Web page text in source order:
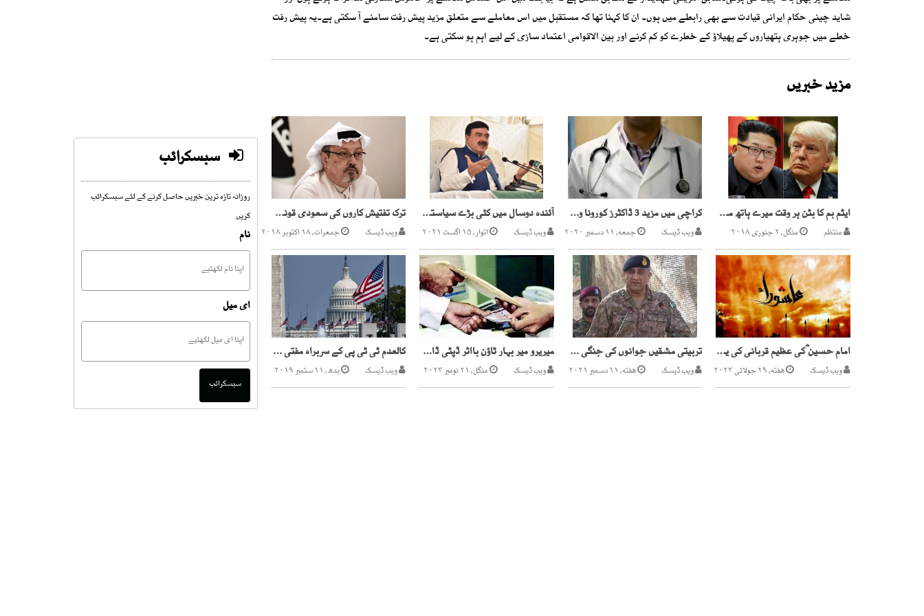
شاید چینی حکام ایرانی قیادت سے بھی رابطے میں ہوں۔ ان کا کہنا تھا کہ مستقبل میں اس معاملے سے متعلق مزید پیش رفت سامنے آ سکتی ہے۔یہ پیش رفت
خطے میں جوہری ہتھیاروں کے پھیلاؤ کے خطرے کو کم کرنے اور بین الاقوامی اعتماد سازی کے لیے اہم ہو سکتی ہے۔
مزید خبریں
ایٹم بم کا بٹن ہر وقت میرے ہاتھ میں رہتا ہے، کم جونگ کی امریکا کو دھمکی
منتظم منگل, ۲ جنوری ۲۰۱۸
کراچی میں مزید 3 ڈاکٹرز کورونا وائرس سے انتقال کرگئے
ویب ڈیسک جمعه, ۱۱ دسمبر ۲۰۲۰
آئندہ دوسال میں کئی بڑے سیاستدانوں کونیب سے سزاہوجائے گی ،شیخ رشید
ویب ڈیسک اتوار, ۱۵ اگست ۲۰۲۱
ترک تفتیش کاروں کی سعودی قونصل جنرل کے گھر 9 گھنٹے تلاشی
ویب ڈیسک جمعرات, ۱۸ اکتوبر ۲۰۱۸
امام حسین ؓکی عظیم قربانی کی یاد میں یوم عاشور آج منایا جائے گا
ویب ڈیسک هفته, ۲۹ جولائی ۲۰۲۳
تربیتی مشقیں جوانوں کی جنگی صلاحیت بہتربنانے میں مددکرتی ہیں،آرمی چیف
ویب ڈیسک هفته, ۱۱ دسمبر ۲۰۲۱
میریرو میر بہار ٹاؤن بااثر ڈپٹی ڈائریکٹر کامران علی کی من مانیاں
ویب ڈیسک منگل, ۲۱ نومبر ۲۰۲۳
کالعدم ٹی ٹی پی کے سربراہ مفتی نور ولی محسود سمیت کئی افراد عالمی دہشت گرد قرار
ویب ڈیسک بدھ, ۱۱ ستمبر ۲۰۱۹
سبسکرائب
روزانہ تازہ ترین خبریں حاصل کرنے کے لئے سبسکرائب
کریں
نام
ای میل
سبسکرائب